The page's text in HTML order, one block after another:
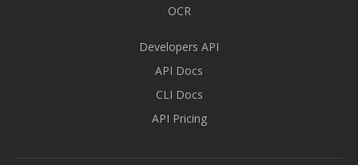
OCR
Developers API
API Docs
CLI Docs
API Pricing